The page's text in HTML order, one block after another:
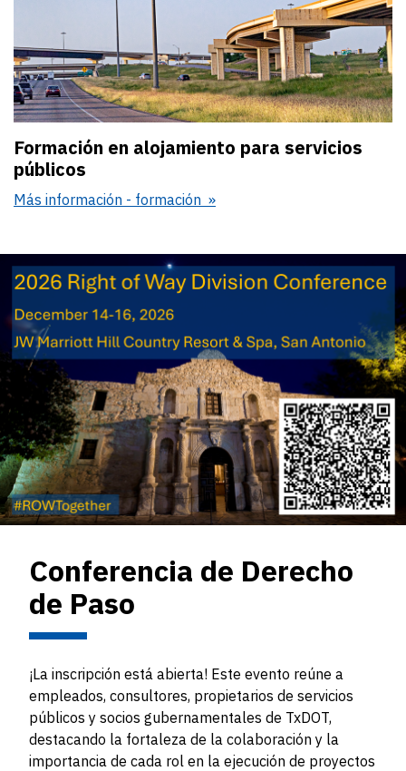
Formación en alojamiento para servicios
públicos
Más información - formación
Conferencia de Derecho
de Paso
¡La inscripción está abierta! Este evento reúne a
empleados, consultores, propietarios de servicios
públicos y socios gubernamentales de TxDOT,
destacando la fortaleza de la colaboración y la
importancia de cada rol en la ejecución de proyectos